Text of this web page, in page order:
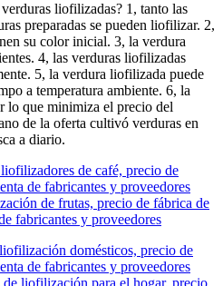
liofilizadas? 1, tanto las
preparadas se pueden liofilizar. 2,
su color inicial. 3, la verdura
4, las verduras liofilizadas
5, la verdura liofilizada puede
a temperatura ambiente. 6, la
lo que minimiza el precio del
de la oferta cultivó verduras en
a diario.
de café, precio de
de fabricantes y proveedores
de frutas, precio de fábrica de
fabricantes y proveedores
domésticos, precio de
de fabricantes y proveedores
de liofilización para el hogar, precio